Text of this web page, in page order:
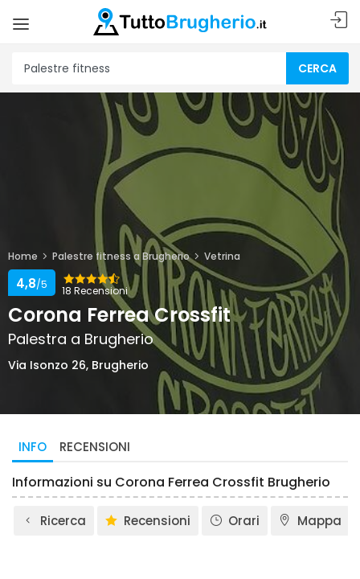
CERCA
Home Palestre fitness a Brugherio Vetrina
18 Recensioni
4,8/5
Corona Ferrea Crossfit
Palestra a Brugherio
Via Isonzo 26, Brugherio
INFO RECENSIONI
Informazioni su Corona Ferrea Crossfit Brugherio
Ricerca Recensioni Orari Mappa